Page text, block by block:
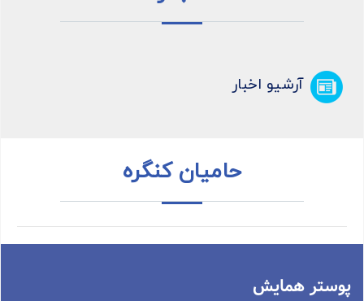
آرشیو اخبار
حامیان کنگره
پوستر همایش